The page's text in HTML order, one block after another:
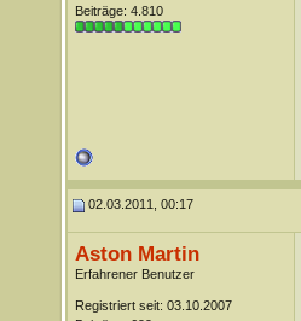
Beiträge: 4.810
02.03.2011, 00:17
Aston Martin
Erfahrener Benutzer
Registriert seit: 03.10.2007